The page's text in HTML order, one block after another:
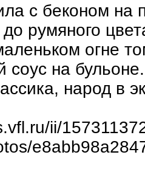
с беконом на
румяного
огне
на бульоне.
народ в
ii/